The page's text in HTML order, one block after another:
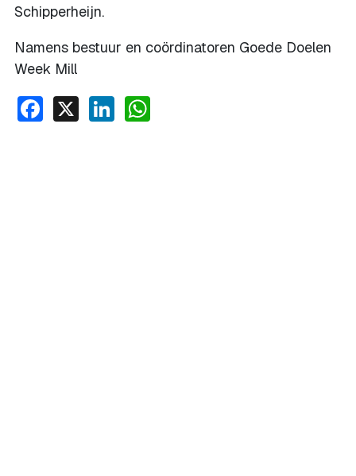
Schipperheijn.
Namens bestuur en coördinatoren Goede Doelen
Week Mill
Facebook
X LinkedIn